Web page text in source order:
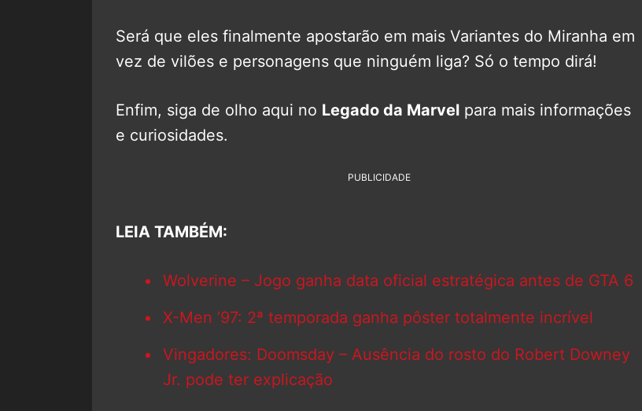
Será que eles finalmente apostarão em mais Variantes do Miranha em
vez de vilões e personagens que ninguém liga? Só o tempo dirá!
Enfim, siga de olho aqui no Legado da Marvel para mais informações
e curiosidades.
PUBLICIDADE
LEIA TAMBÉM:
Wolverine – Jogo ganha data oficial estratégica antes de GTA 6
X-Men ’97: 2ª temporada ganha pôster totalmente incrível
Vingadores: Doomsday – Ausência do rosto do Robert Downey
Jr. pode ter explicação